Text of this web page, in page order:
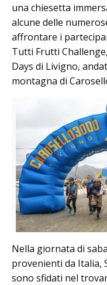
una chiesetta
alcune delle
affrontare i
Tutti Frutti
Days di Livigno,
montagna di
Nella giornata di
provenienti da Italia,
sono sfidati nel